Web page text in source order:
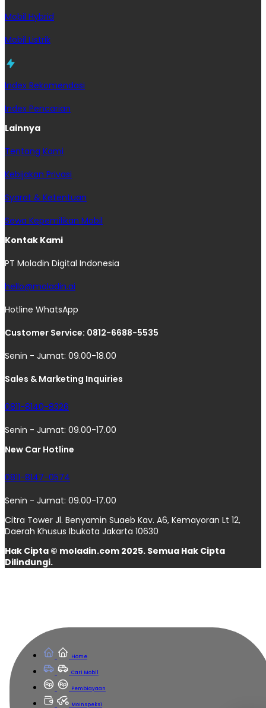
Home
Cari Mobil
Pembiayaan
MoInspeksi
Mobil Hybrid
Mobil Listrik
Index Rekomendasi
Index Pencarian
Lainnya
Tentang Kami
Kebijakan Privasi
Syarat & Ketentuan
Sewa Kepemilikan Mobil
Kontak Kami
PT Moladin Digital Indonesia
hello@moladin.ai
Hotline WhatsApp
Customer Service: 0812-6688-5535
Senin - Jumat: 09.00-18.00
Sales & Marketing Inquiries
0811-8140-8326
Senin - Jumat: 09.00-17.00
New Car Hotline
0811-8147-0574
Senin - Jumat: 09.00-17.00
Citra Tower Jl. Benyamin Suaeb Kav. A6, Kemayoran Lt 12,
Daerah Khusus Ibukota Jakarta 10630
Hak Cipta © moladin.com 2025. Semua Hak Cipta
Dilindungi.